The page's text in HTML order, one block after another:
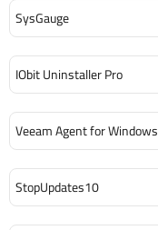
SysGauge
IObit Uninstaller Pro
Veeam Agent for Windows
StopUpdates10